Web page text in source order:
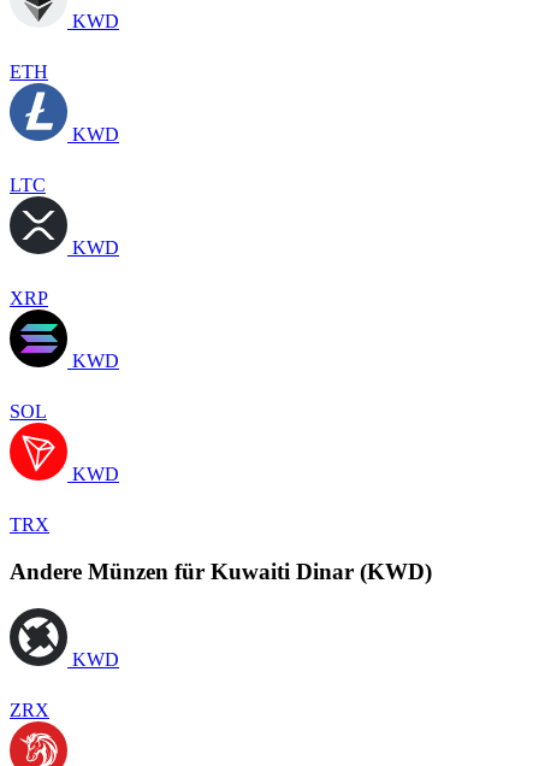
KWD
ETH
KWD
LTC
KWD
XRP
KWD
SOL
KWD
TRX
Andere Münzen für Kuwaiti Dinar (KWD)
KWD
ZRX